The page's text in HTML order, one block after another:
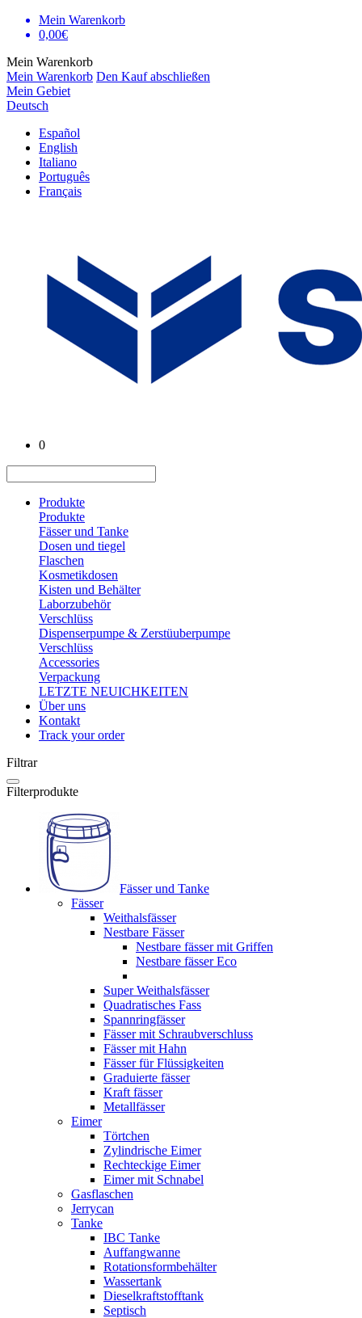
Mein Warenkorb
0,00€
Mein Warenkorb
Mein Warenkorb Den Kauf abschließen
Mein Gebiet
Deutsch
Español
English
Italiano
Português
Français
0
Produkte
Produkte
Fässer und Tanke
Dosen und tiegel
Flaschen
Kosmetikdosen
Kisten und Behälter
Laborzubehör
Verschlüss
Dispenserpumpe & Zerstüuberpumpe
Verschlüss
Accessories
Verpackung
LETZTE NEUICHKEITEN
Über uns
Kontakt
Track your order
Filtrar
Filterprodukte
Fässer und Tanke
Fässer
Weithalsfässer
Nestbare Fässer
Nestbare fässer mit Griffen
Nestbare fässer Eco
Super Weithalsfässer
Quadratisches Fass
Spannringfässer
Fässer mit Schraubverschluss
Fässer mit Hahn
Fässer für Flüssigkeiten
Graduierte fässer
Kraft fässer
Metallfässer
Eimer
Törtchen
Zylindrische Eimer
Rechteckige Eimer
Eimer mit Schnabel
Gasflaschen
Jerrycan
Tanke
IBC Tanke
Auffangwanne
Rotationsformbehälter
Wassertank
Dieselkraftstofftank
Septisch